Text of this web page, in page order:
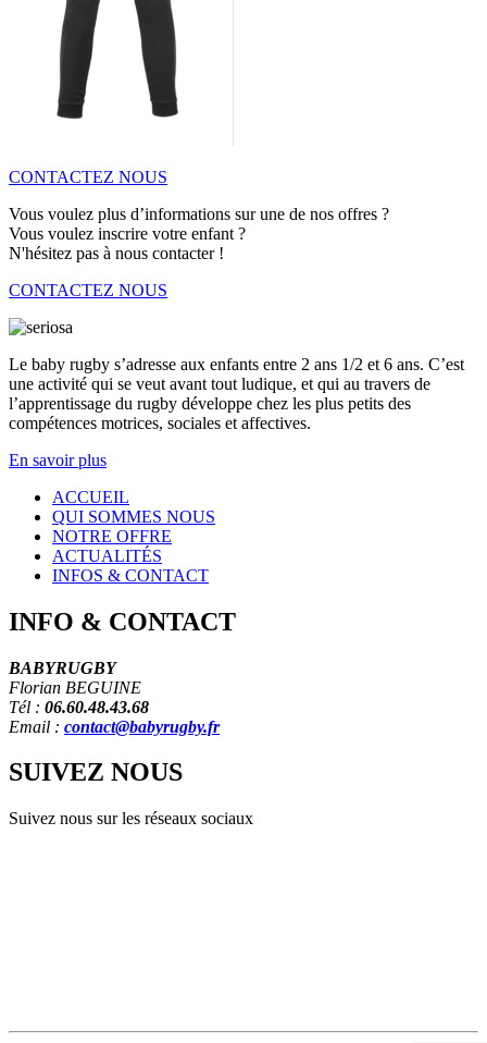
CONTACTEZ NOUS
Vous voulez plus d’informations sur une de nos offres ?
Vous voulez inscrire votre enfant ?
N'hésitez pas à nous contacter !
CONTACTEZ NOUS
Le baby rugby s’adresse aux enfants entre 2 ans 1/2 et 6 ans. C’est
une activité qui se veut avant tout ludique, et qui au travers de
l’apprentissage du rugby développe chez les plus petits des
compétences motrices, sociales et affectives.
En savoir plus
ACCUEIL
QUI SOMMES NOUS
NOTRE OFFRE
ACTUALITÉS
INFOS & CONTACT
INFO & CONTACT
BABYRUGBY
Florian BEGUINE
Tél : 06.60.48.43.68
Email : contact@babyrugby.fr
SUIVEZ NOUS
Suivez nous sur les réseaux sociaux